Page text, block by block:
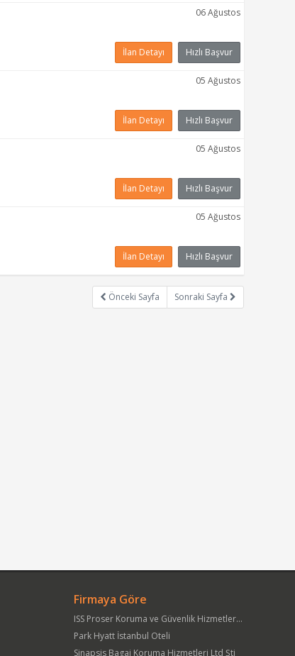
İlan Detayı Hızlı Başvur
06 Ağustos
İlan Detayı Hızlı Başvur
05 Ağustos
İlan Detayı Hızlı Başvur
05 Ağustos
İlan Detayı Hızlı Başvur
05 Ağustos
Önceki Sayfa Sonraki Sayfa
Firmaya Göre
ISS Proser Koruma ve Güvenlik Hizmetleri A.Ş.
Park Hyatt İstanbul Oteli
Sinapsis Bagaj Koruma Hizmetleri Ltd Şti